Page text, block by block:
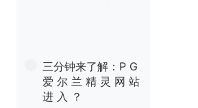
三分钟来了解：P G
爱 尔 兰 精 灵 网 站
进 入 ？